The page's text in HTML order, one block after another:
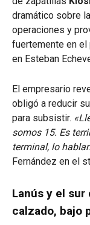
dramático sobre
operaciones y
fuertemente en
en Esteban
El empresario
obligó a reducir
para subsistir.
somos 15. Es
terminal, lo
Fernández en el
Lanús y el
calzado, bajo